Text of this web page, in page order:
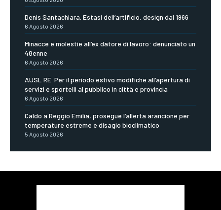
Denis Santachiara. Estasi dell’artificio, design dal 1966
6 Agosto 2026
Minacce e molestie all’ex datore di lavoro: denunciato un
48enne
6 Agosto 2026
AUSL RE. Per il periodo estivo modifiche all’apertura di
servizi e sportelli al pubblico in città e provincia
6 Agosto 2026
Caldo a Reggio Emilia, prosegue l’allerta arancione per
temperature estreme e disagio bioclimatico
5 Agosto 2026